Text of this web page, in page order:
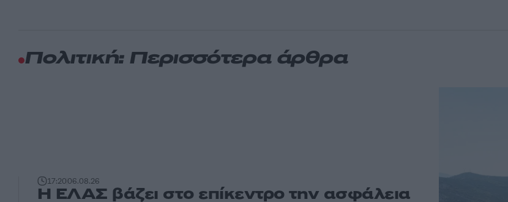
Πολιτική: Περισσότερα άρθρα
17:2006.08.26
Η ΕΛΑΣ βάζει στο επίκεντρο την ασφάλεια